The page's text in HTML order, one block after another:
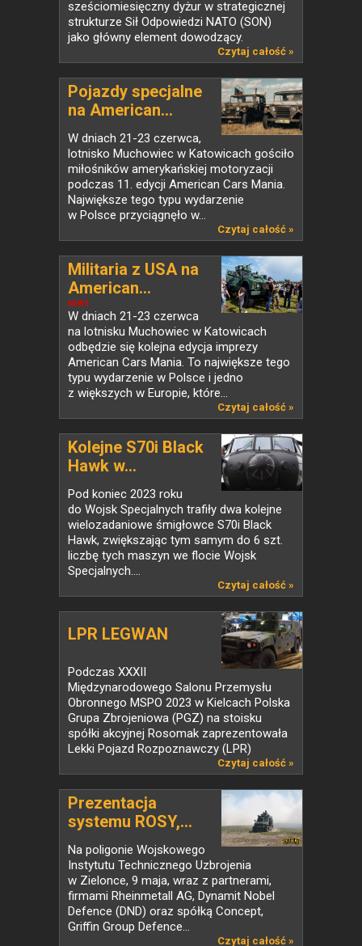
sześciomiesięczny dyżur w strategicznej
strukturze Sił Odpowiedzi NATO (SON)
jako główny element dowodzący.
Czytaj całość »
Pojazdy specjalne
na American...
W dniach 21-23 czerwca,
lotnisko Muchowiec w Katowicach gościło
miłośników amerykańskiej motoryzacji
podczas 11. edycji American Cars Mania.
Największe tego typu wydarzenie
w Polsce przyciągnęło w...
Czytaj całość »
NEWS
Militaria z USA na
American...
W dniach 21-23 czerwca
na lotnisku Muchowiec w Katowicach
odbędzie się kolejna edycja imprezy
American Cars Mania. To największe tego
typu wydarzenie w Polsce i jedno
z większych w Europie, które...
Czytaj całość »
Kolejne S70i Black
Hawk w...
Pod koniec 2023 roku
do Wojsk Specjalnych trafiły dwa kolejne
wielozadaniowe śmigłowce S70i Black
Hawk, zwiększając tym samym do 6 szt.
liczbę tych maszyn we flocie Wojsk
Specjalnych....
Czytaj całość »
LPR LEGWAN
Podczas XXXII
Międzynarodowego Salonu Przemysłu
Obronnego MSPO 2023 w Kielcach Polska
Grupa Zbrojeniowa (PGZ) na stoisku
spółki akcyjnej Rosomak zaprezentowała
Lekki Pojazd Rozpoznawczy (LPR)
Czytaj całość »
Prezentacja
systemu ROSY,...
Na poligonie Wojskowego
Instytutu Technicznego Uzbrojenia
w Zielonce, 9 maja, wraz z partnerami,
firmami Rheinmetall AG, Dynamit Nobel
Defence (DND) oraz spółką Concept,
Griffin Group Defence...
Czytaj całość »